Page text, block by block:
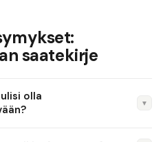
saatekirje
olla
▼